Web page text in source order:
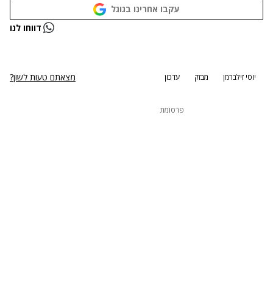
עקבו אחרינו בגוגל
נתקלנו בבעיה דווחו לנו
יוסי זילברמן מבזק עדכון מצאתם טעות לשון?
פרסומת